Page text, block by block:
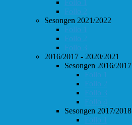
Follo 1
Follo 2
Sesongen 2021/2022
Follo 1
Follo 2
Follo 3
2016/2017 - 2020/2021
Sesongen 2016/2017
Follo 1
Follo 2
Follo 3
Follo 4
Sesongen 2017/2018
Follo 1